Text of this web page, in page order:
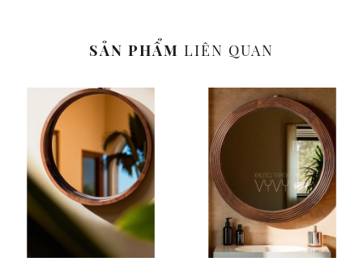
SẢN PHẨM LIÊN QUAN